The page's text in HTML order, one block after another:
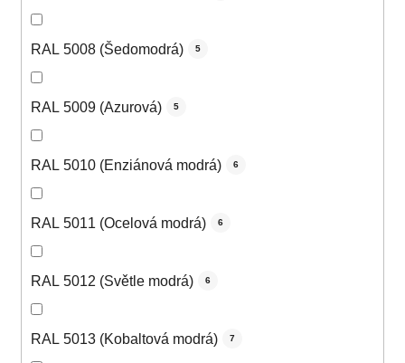
RAL 5008 (Šedomodrá) 5
RAL 5009 (Azurová) 5
RAL 5010 (Enziánová modrá) 6
RAL 5011 (Ocelová modrá) 6
RAL 5012 (Světle modrá) 6
RAL 5013 (Kobaltová modrá) 7